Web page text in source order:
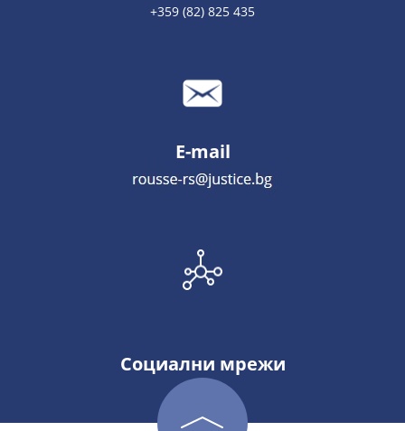
+359 (82) 825 435
E-mail
Социални мрежи